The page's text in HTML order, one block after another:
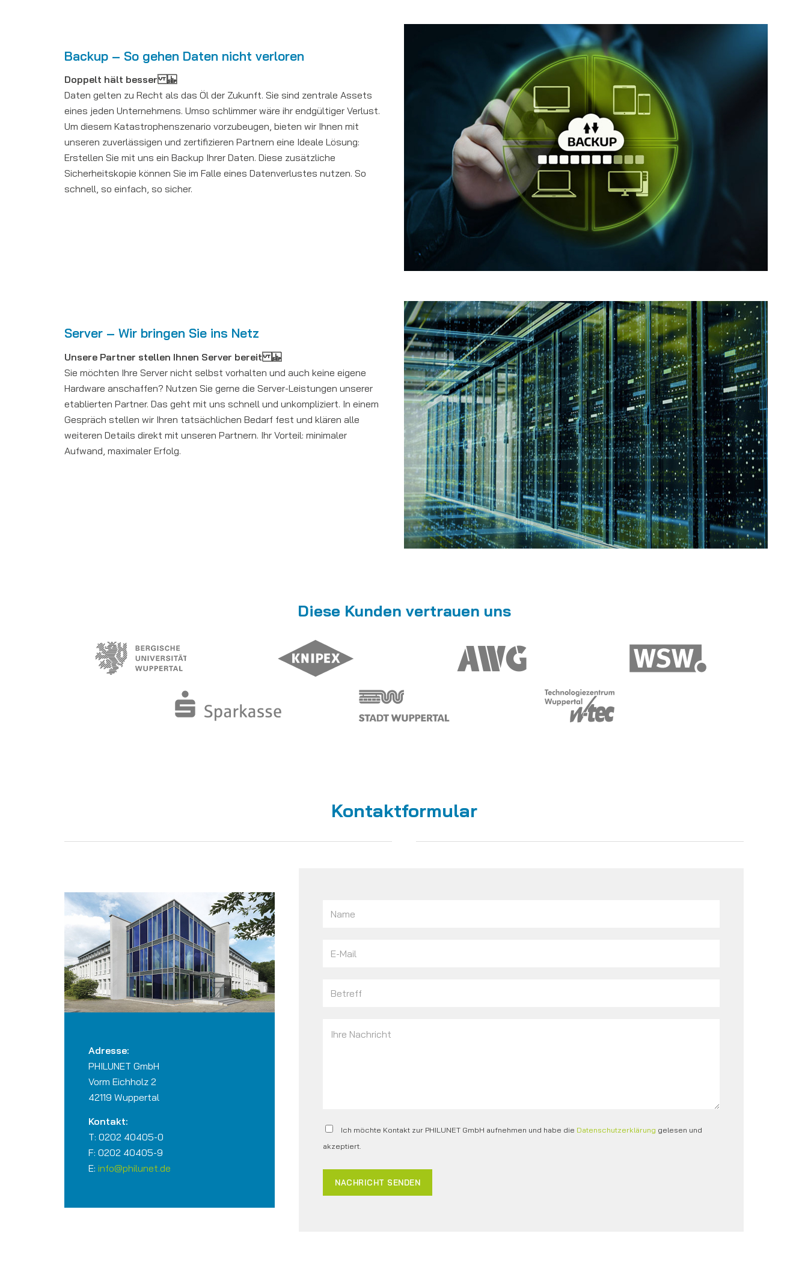
Backup – So gehen Daten nicht verloren
Doppelt hält besser
Daten gelten zu Recht als das Öl der Zukunft. Sie sind zentrale Assets
eines jeden Unternehmens. Umso schlimmer wäre ihr endgültiger Verlust.
Um diesem Katastrophenszenario vorzubeugen, bieten wir Ihnen mit
unseren zuverlässigen und zertifizieren Partnern eine Ideale Lösung:
Erstellen Sie mit uns ein Backup Ihrer Daten. Diese zusätzliche
Sicherheitskopie können Sie im Falle eines Datenverlustes nutzen. So
schnell, so einfach, so sicher.
Server – Wir bringen Sie ins Netz
Unsere Partner stellen Ihnen Server bereit
Sie möchten Ihre Server nicht selbst vorhalten und auch keine eigene
Hardware anschaffen? Nutzen Sie gerne die Server-Leistungen unserer
etablierten Partner. Das geht mit uns schnell und unkompliziert. In einem
Gespräch stellen wir Ihren tatsächlichen Bedarf fest und klären alle
weiteren Details direkt mit unseren Partnern. Ihr Vorteil: minimaler
Aufwand, maximaler Erfolg.
Diese Kunden vertrauen uns
Kontaktformular
Adresse:
PHILUNET GmbH
Vorm Eichholz 2
42119 Wuppertal
Kontakt:
T: 0202 40405-0
F: 0202 40405-9
E:info@philunet.de
Ich möchte Kontakt zur PHILUNET GmbH aufnehmen und habe die Datenschutzerklärung gelesen und
akzeptiert.